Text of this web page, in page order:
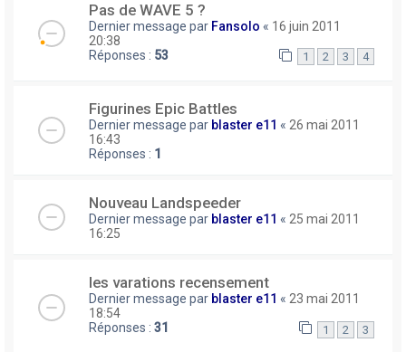
Pas de WAVE 5 ?
Dernier message par Fansolo « 16 juin 2011
20:38
Réponses : 53 1 2 3 4
Figurines Epic Battles
Dernier message par blaster e11 « 26 mai 2011
16:43
Réponses : 1
Nouveau Landspeeder
Dernier message par blaster e11 « 25 mai 2011
16:25
les varations recensement
Dernier message par blaster e11 « 23 mai 2011
18:54
Réponses : 31 1 2 3